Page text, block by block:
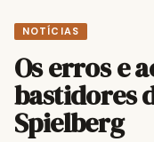
NOTÍCIAS
Os erros e
bastidores
Spielberg